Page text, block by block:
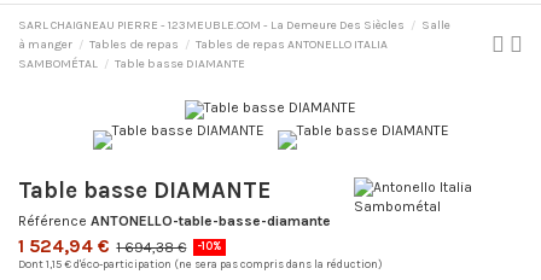
SARL CHAIGNEAU PIERRE - 123MEUBLE.COM - La Demeure Des Siècles
Salle
à manger
Tables de repas
Tables de repas ANTONELLO ITALIA
SAMBOMÉTAL
Table basse DIAMANTE
Table basse DIAMANTE
Référence ANTONELLO-table-basse-diamante
1 524,94 € 1 694,38 € -10%
Dont 1,15 € d'éco-participation (ne sera pas compris dans la réduction)